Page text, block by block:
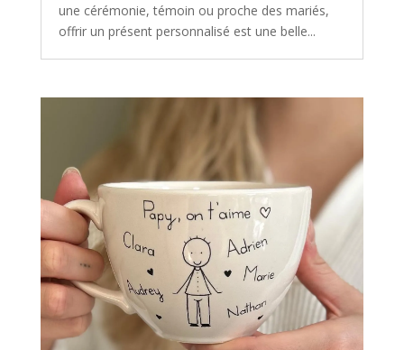
une cérémonie, témoin ou proche des mariés,
offrir un présent personnalisé est une belle...